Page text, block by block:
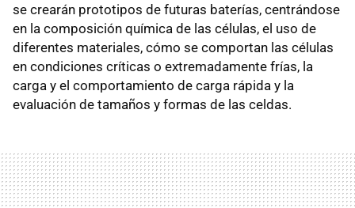
se crearán prototipos de futuras baterías, centrándose
en la composición química de las células, el uso de
diferentes materiales, cómo se comportan las células
en condiciones críticas o extremadamente frías, la
carga y el comportamiento de carga rápida y la
evaluación de tamaños y formas de las celdas.